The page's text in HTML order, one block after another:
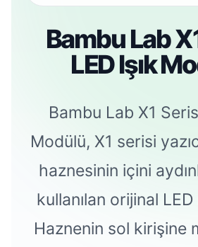
Bambu Lab
LED Işık
Bambu Lab X1
Modülü, X1 serisi
haznesinin içini
kullanılan orijinal LED
Haznenin sol kirişine